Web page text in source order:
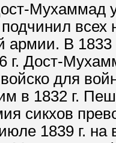
Мухаммад
всех
армии. В
г. Дост-
для
в 1832 г.
сикхов
1839 г.